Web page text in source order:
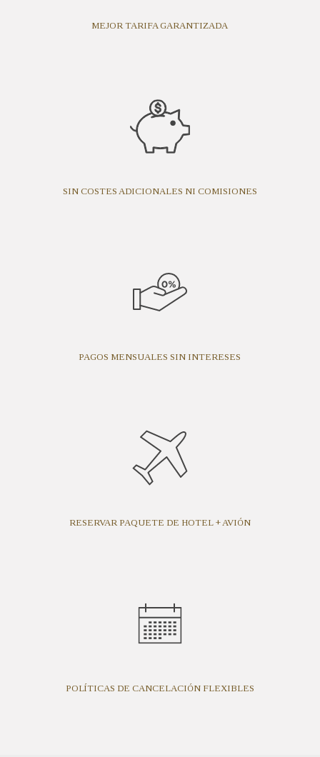
MEJOR TARIFA GARANTIZADA
SIN COSTES ADICIONALES NI COMISIONES
PAGOS MENSUALES SIN INTERESES
RESERVAR PAQUETE DE HOTEL + AVIÓN
POLÍTICAS DE CANCELACIÓN FLEXIBLES